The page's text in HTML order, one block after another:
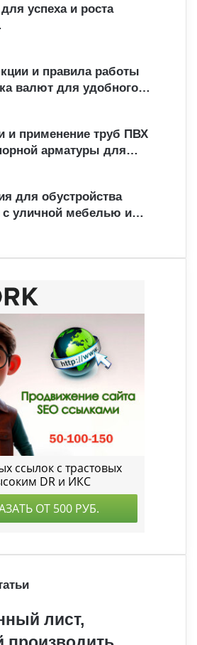
успеха и роста
и правила работы
валют для удобного…
и применение труб ПВХ
арматуры для…
для обустройства
с уличной мебелью и…
лист,